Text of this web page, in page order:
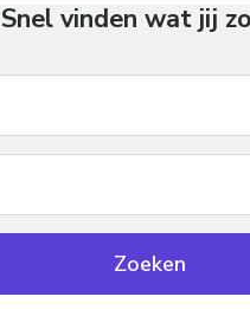
Snel vinden wat jij